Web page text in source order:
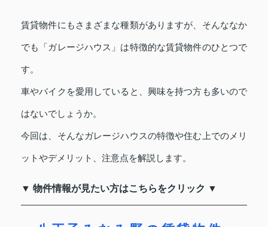
賃貸物件にもさまざまな種類がありますが、そんななか
でも「ガレージハウス」は特徴的な賃貸物件のひとつで
す。
車やバイクを愛用していると、興味を持つ方も多いので
はないでしょうか。
今回は、そんなガレージハウスの特徴や住む上でのメリ
ットやデメリット、注意点を解説します。
▼ 物件情報が見たい方はこちらをクリック ▼